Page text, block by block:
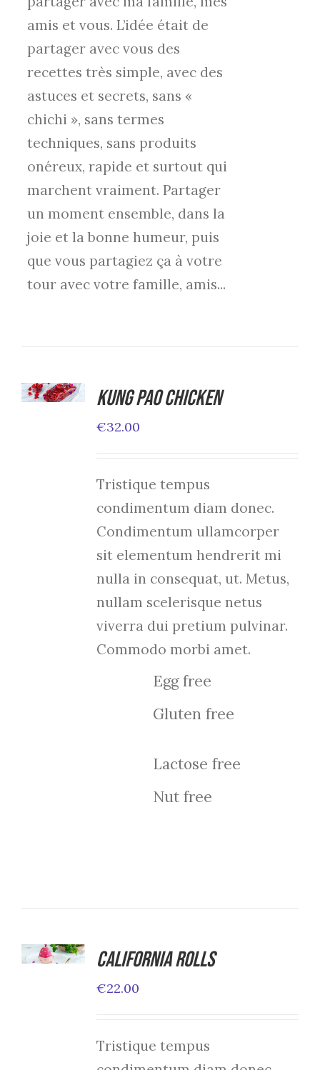
amis et vous. L’idée était de
partager avec vous des
recettes très simple, avec des
astuces et secrets, sans «
chichi », sans termes
techniques, sans produits
onéreux, rapide et surtout qui
marchent vraiment. Partager
un moment ensemble, dans la
joie et la bonne humeur, puis
que vous partagiez ça à votre
tour avec votre famille, amis...
CART
Kung Pao Chicken
€32.00
Tristique tempus
condimentum diam donec.
Condimentum ullamcorper
sit elementum hendrerit mi
nulla in consequat, ut. Metus,
nullam scelerisque netus
viverra dui pretium pulvinar.
Commodo morbi amet.
Egg free
Gluten free
Lactose free
Nut free
CART
California Rolls
€22.00
Tristique tempus